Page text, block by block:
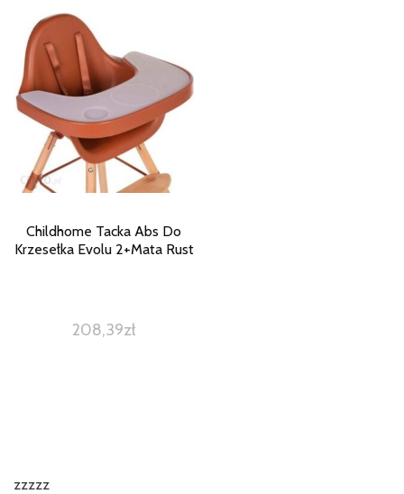
Childhome Tacka Abs Do
Krzesełka Evolu 2+Mata Rust
208,39zł
zzzzz